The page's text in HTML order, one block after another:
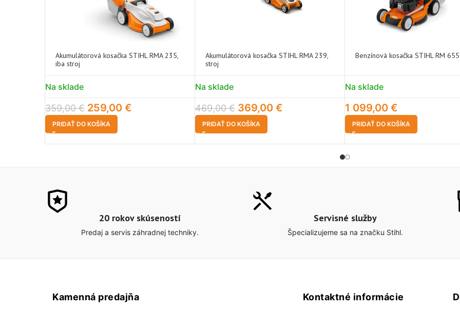
Akumulátorová kosačka STIHL RMA 235,
iba stroj
Na sklade
359,00€ 259,00 €
PRIDAŤ DO KOŠÍKA
Akumulátorová kosačka STIHL RMA 239,
stroj
Na sklade
469,00€ 369,00 €
PRIDAŤ DO KOŠÍKA
Benzínová kosačka STIHL RM
Na sklade
1 099,00 €
PRIDAŤ DO KOŠÍKA
20 rokov skúseností
Predaj a servis záhradnej techniky.
Servisné služby
Špecializujeme sa na značku Stihl.
Kamenná predajňa Kontaktné informácie